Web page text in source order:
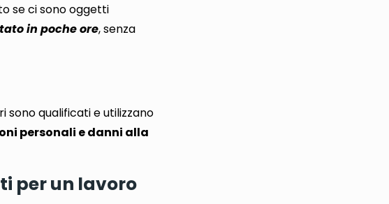
se ci sono oggetti
in poche ore, senza
sono qualificati e utilizzano
personali e danni alla
per un lavoro